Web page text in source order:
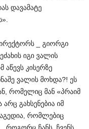
დავამატე
_ გიორგი
იგი ვალის
კისერზე
ვალის მოხდა?! ეს
რომელიც მან «პრაიმ
გახსენებია იმ
რომლებიც